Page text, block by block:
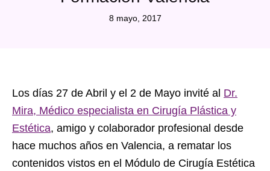
8 mayo, 2017
Los días 27 de Abril y el 2 de Mayo invité al Dr.
Mira, Médico especialista en Cirugía Plástica y
Estética, amigo y colaborador profesional desde
hace muchos años en Valencia, a rematar los
contenidos vistos en el Módulo de Cirugía Estética